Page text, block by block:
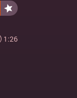
1:26